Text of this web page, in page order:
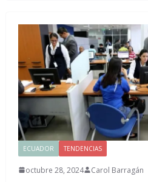
ECUADOR TENDENCIAS
octubre 28, 2024 Carol Barragán